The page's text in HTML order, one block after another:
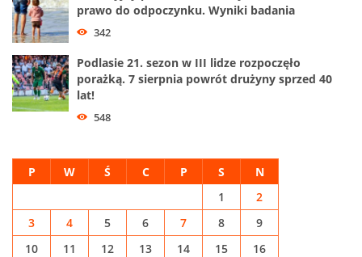
prawo do odpoczynku. Wyniki badania
342
Podlasie 21. sezon w III lidze rozpoczęło
porażką. 7 sierpnia powrót drużyny sprzed 40
lat!
548
P W Ś C P S N
1
2
3
4 5 6 7 8
9
10
11 12 13 14 15
16